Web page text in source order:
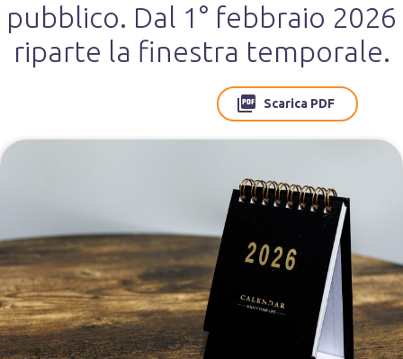
pubblico. Dal 1° febbraio 2026
riparte la finestra temporale.
Scarica PDF